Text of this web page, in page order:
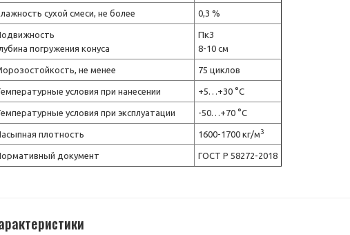
сухой смеси, не более 0,3 %
погружения конуса
Пк3
8-10 см
не менее 75 циклов
условия при нанесении +5…+30 °C
условия при эксплуатации -50…+70 °C
плотность 1600-1700 кг/м3
документ ГОСТ Р 58272-2018